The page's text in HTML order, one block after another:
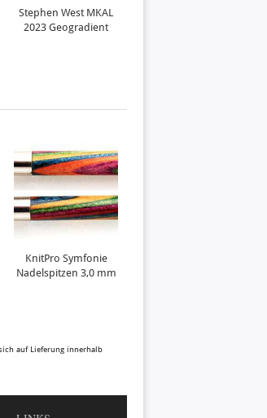
Stephen West MKAL
2023 Geogradient
KnitPro Symfonie
Nadelspitzen 3,0 mm
auf Lieferung innerhalb